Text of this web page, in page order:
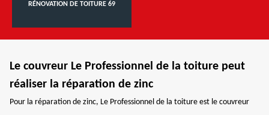
RÉNOVATION DE TOITURE 69
Le couvreur Le Professionnel de la toiture peut
réaliser la réparation de zinc
Pour la réparation de zinc, Le Professionnel de la toiture est le couvreur